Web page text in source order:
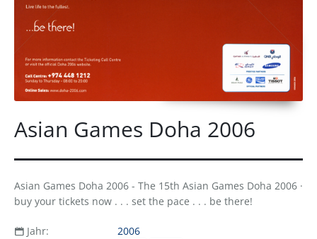
Asian Games Doha 2006
Asian Games Doha 2006 - The 15th Asian Games Doha 2006 ·
buy your tickets now . . . set the pace . . . be there!
Jahr:
2006